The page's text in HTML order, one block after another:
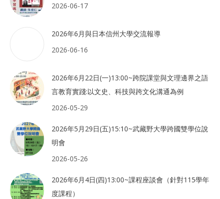
2026-06-17
2026年6月與日本信州大學交流報導
2026-06-16
2026年6月22日(一)13:00~跨院課堂與文理邊界之語
言教育實踐:以文史、科技與跨文化溝通為例
2026-05-29
2026年5月29日(五)15:10~武藏野大學跨國雙學位說
明會
2026-05-26
2026年6月4日(四)13:00~課程座談會（針對115學年
度課程）